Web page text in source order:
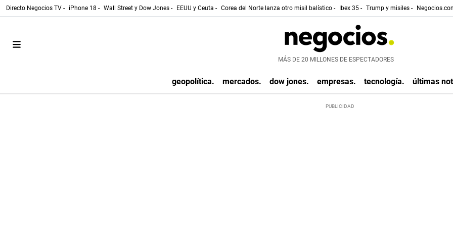
Directo Negocios TV - iPhone 18 - Wall Street y Dow Jones - EEUU y Ceuta - Corea del Norte lanza otro misil balístico - Ibex 35 - Trump y misiles -
MÁS DE 20 MILLONES DE ESPECTADORES
geopolítica. mercados. dow jones. empresas. tecnología. últimas